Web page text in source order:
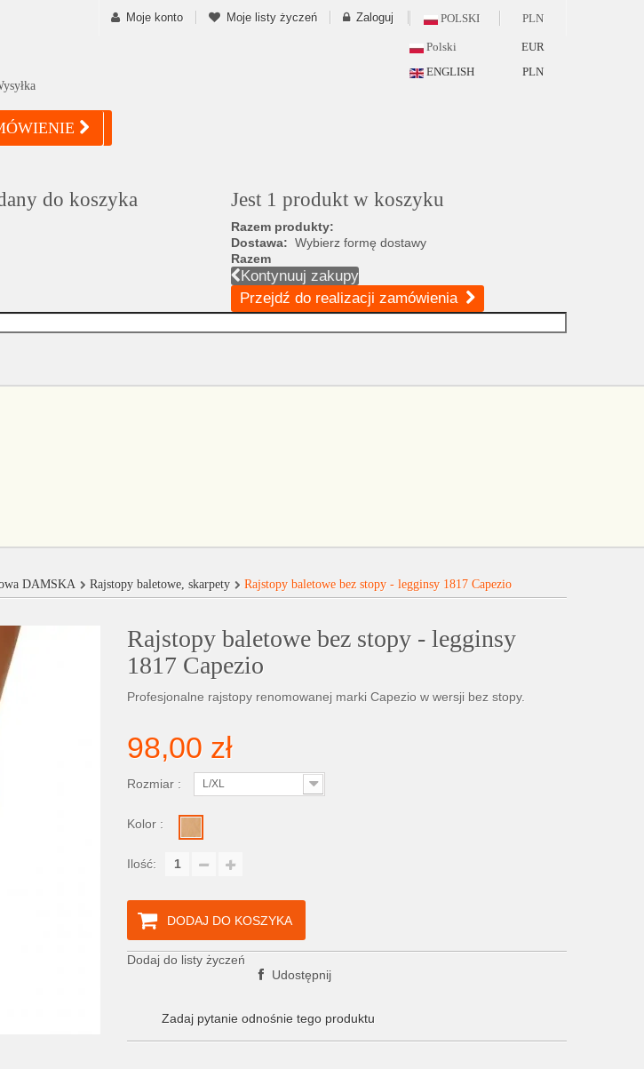
Moje konto Moje listy życzeń Zaloguj POLSKI
Polski
ENGLISH
PLN
EUR
PLN
do koszyka Jest 1 produkt w koszyku
Razem produkty:
Dostawa:Wybierz formę dostawy
Razem
Kontynuuj zakupy
Przejdź do realizacji zamówienia
DAMSKA Rajstopy baletowe, skarpety Rajstopy baletowe bez stopy - legginsy 1817 Capezio
Rajstopy baletowe bez stopy - legginsy
1817 Capezio
Profesjonalne rajstopy renomowanej marki Capezio w wersji bez stopy.
98,00 zł
Rozmiar : L/XL
Kolor :
Ilość:
DODAJ DO KOSZYKA
Dodaj do listy życzeń
Udostępnij
Zadaj pytanie odnośnie tego produktu